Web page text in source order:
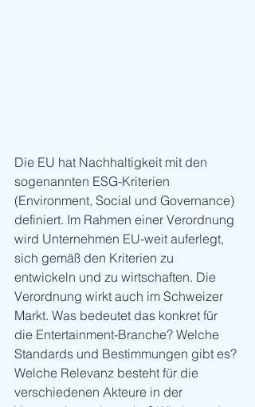
Die EU hat Nachhaltigkeit mit den
sogenannten ESG-Kriterien
(Environment, Social und Governance)
definiert. Im Rahmen einer Verordnung
wird Unternehmen EU-weit auferlegt,
sich gemäß den Kriterien zu
entwickeln und zu wirtschaften. Die
Verordnung wirkt auch im Schweizer
Markt. Was bedeutet das konkret für
die Entertainment-Branche? Welche
Standards und Bestimmungen gibt es?
Welche Relevanz besteht für die
verschiedenen Akteure in der